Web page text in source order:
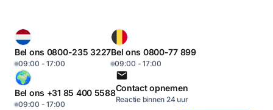
Bel ons 0800-235 3227
09:00 - 17:00
Bel ons 0800-77 899
09:00 - 17:00
Bel ons +31 85 400 5588
09:00 - 17:00
Contact opnemen
Reactie binnen 24 uur